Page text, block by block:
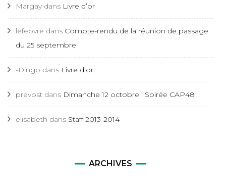
Margay dans Livre d’or
lefebvre dans Compte-rendu de la réunion de passage
du 25 septembre
-Dingo dans Livre d’or
prevost dans Dimanche 12 octobre : Soirée CAP48
elisabeth dans Staff 2013-2014
ARCHIVES